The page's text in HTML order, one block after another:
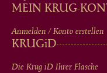
MEIN KRUG-
Anmelden / Konto erstellen
KRUGiD
Die Krug iD Ihrer Flasche